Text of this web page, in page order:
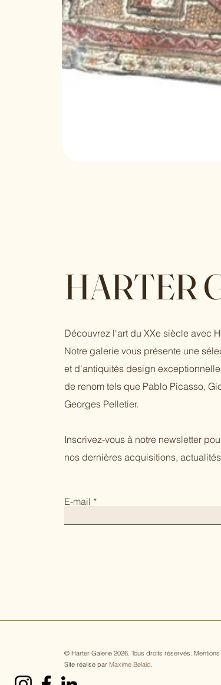
HARTER
Découvrez l'art du XXe siècle avec
Notre galerie vous présente une
et d'antiquités design
de renom tels que Pablo Picasso,
Georges Pelletier.
Inscrivez-vous à notre newsletter
nos dernières acquisitions,
E-mail
© Harter Galerie 2026. Tous droits réservés.
Site réalisé par Maxime Belaïd.